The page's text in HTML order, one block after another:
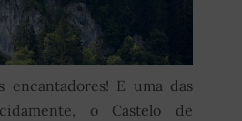
E uma das
o Castelo de